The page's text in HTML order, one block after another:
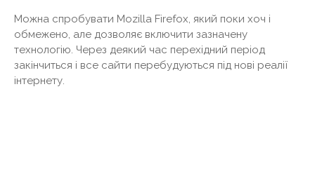
Можна спробувати Mozilla Firefox, який поки хоч і
обмежено, але дозволяє включити зазначену
технологію. Через деякий час перехідний період
закінчиться і все сайти перебудуються під нові реалії
інтернету.